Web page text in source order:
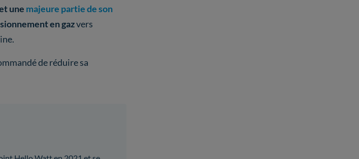
une majeure partie de son
en gazvers
de réduire sa